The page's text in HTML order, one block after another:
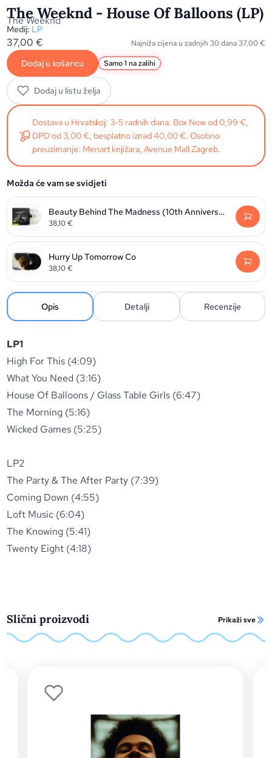
The Weeknd - House Of Balloons (LP)
The Weeknd
Medij: LP
37,00€ Najniža cijena u zadnjih 30 dana37,00€
Dodaj u košaricu Samo 1 na zalihi
Dodaj u listu želja
Dostava u Hrvatskoj: 3-5 radnih dana. Box Now od 0,99 €,
DPD od 3,00 €, besplatno iznad 40,00 €. Osobno
preuzimanje: Menart knjižara, Avenue Mall Zagreb.
Možda će vam se svidjeti
Beauty Behind The Madness (10th Anniversary Ultra Clear)
38,10€
Hurry Up Tomorrow Co
38,10€
Opis Detalji Recenzije
LP1
High For This (4:09)
What You Need (3:16)
House Of Balloons / Glass Table Girls (6:47)
The Morning (5:16)
Wicked Games (5:25)
LP2
The Party & The After Party (7:39)
Coming Down (4:55)
Loft Music (6:04)
The Knowing (5:41)
Twenty Eight (4:18)
Slični proizvodi Prikaži sve